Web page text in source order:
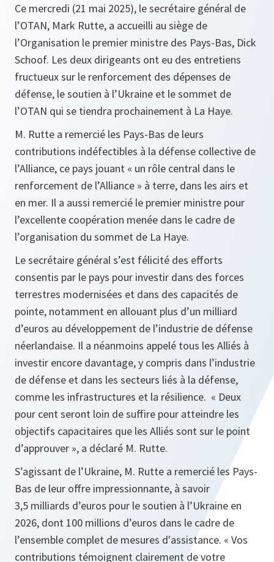
Ce mercredi (21 mai 2025), le secrétaire général de
l’OTAN, Mark Rutte, a accueilli au siège de
l’Organisation le premier ministre des Pays-Bas, Dick
Schoof. Les deux dirigeants ont eu des entretiens
fructueux sur le renforcement des dépenses de
défense, le soutien à l’Ukraine et le sommet de
l’OTAN qui se tiendra prochainement à La Haye.
M. Rutte a remercié les Pays-Bas de leurs
contributions indéfectibles à la défense collective de
l’Alliance, ce pays jouant « un rôle central dans le
renforcement de l’Alliance » à terre, dans les airs et
en mer. Il a aussi remercié le premier ministre pour
l’excellente coopération menée dans le cadre de
l’organisation du sommet de La Haye.
Le secrétaire général s’est félicité des efforts
consentis par le pays pour investir dans des forces
terrestres modernisées et dans des capacités de
pointe, notamment en allouant plus d’un milliard
d’euros au développement de l’industrie de défense
néerlandaise. Il a néanmoins appelé tous les Alliés à
investir encore davantage, y compris dans l’industrie
de défense et dans les secteurs liés à la défense,
comme les infrastructures et la résilience. « Deux
pour cent seront loin de suffire pour atteindre les
objectifs capacitaires que les Alliés sont sur le point
d’approuver », a déclaré M. Rutte.
S’agissant de l’Ukraine, M. Rutte a remercié les Pays-
Bas de leur offre impressionnante, à savoir
3,5 milliards d’euros pour le soutien à l’Ukraine en
2026, dont 100 millions d’euros dans le cadre de
l’ensemble complet de mesures d'assistance. « Vos
contributions témoignent clairement de votre